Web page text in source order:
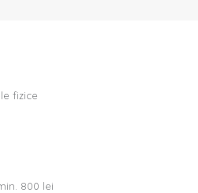
fizice
800 lei